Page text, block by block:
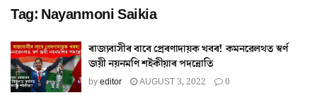
Tag: Nayanmoni Saikia
ৰাজ্যবাসীৰ বাবে প্ৰেৰণাদায়ক খবৰ! কমনৱেলথত স্বৰ্ণ
জয়ী নয়নমণি শইকীয়াৰ পদন্নোতি
byeditor AUGUST 3, 2022 0